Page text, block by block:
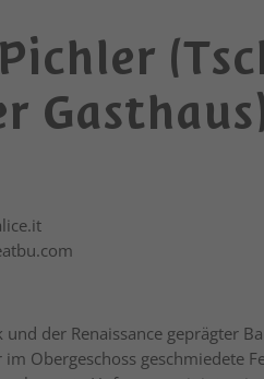
und der Renaissance geprägter
Obergeschoss geschmiedete